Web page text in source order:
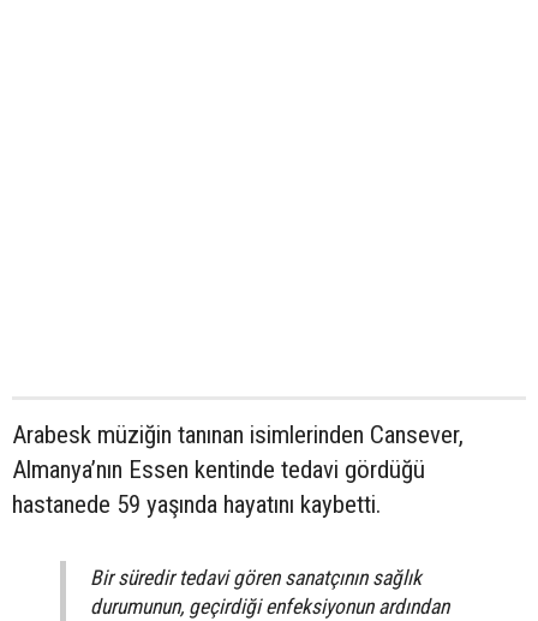
Arabesk müziğin tanınan isimlerinden Cansever,
Almanya’nın Essen kentinde tedavi gördüğü
hastanede 59 yaşında hayatını kaybetti.
Bir süredir tedavi gören sanatçının sağlık
durumunun, geçirdiği enfeksiyonun ardından